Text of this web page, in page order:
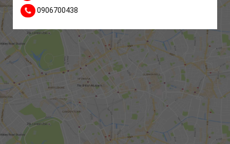
0906700438